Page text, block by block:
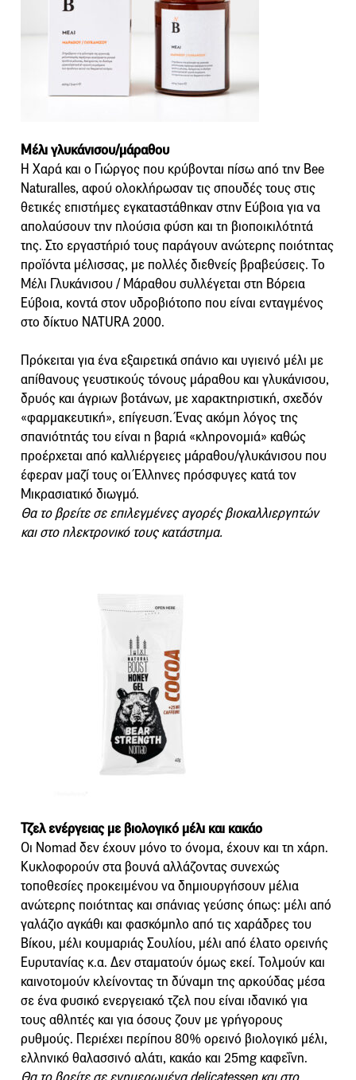
Μέλι γλυκάνισου/μάραθου
Η Χαρά και ο Γιώργος που κρύβονται πίσω από την Bee
Naturalles, αφού ολοκλήρωσαν τις σπουδές τους στις
θετικές επιστήμες εγκαταστάθηκαν στην Εύβοια για να
απολαύσουν την πλούσια φύση και τη βιοποικιλότητά
της. Στο εργαστήριό τους παράγουν ανώτερης ποιότητας
προϊόντα μέλισσας, με πολλές διεθνείς βραβεύσεις. Το
Μέλι Γλυκάνισου / Μάραθου συλλέγεται στη Βόρεια
Εύβοια, κοντά στον υδροβιότοπο που είναι ενταγμένος
στο δίκτυο NATURA 2000.
Πρόκειται για ένα εξαιρετικά σπάνιο και υγιεινό μέλι με
απίθανους γευστικούς τόνους μάραθου και γλυκάνισου,
δρυός και άγριων βοτάνων, με χαρακτηριστική, σχεδόν
«φαρμακευτική», επίγευση. Ένας ακόμη λόγος της
σπανιότητάς του είναι η βαριά «κληρονομιά» καθώς
προέρχεται από καλλιέργειες μάραθου/γλυκάνισου που
έφεραν μαζί τους οι Έλληνες πρόσφυγες κατά τον
Μικρασιατικό διωγμό.
Θα το βρείτε σε επιλεγμένες αγορές βιοκαλλιεργητών
και στο ηλεκτρονικό τους κατάστημα.
Τζελ ενέργειας με βιολογικό μέλι και κακάο
Οι Nomad δεν έχουν μόνο το όνομα, έχουν και τη χάρη.
Κυκλοφορούν στα βουνά αλλάζοντας συνεχώς
τοποθεσίες προκειμένου να δημιουργήσουν μέλια
ανώτερης ποιότητας και σπάνιας γεύσης όπως: μέλι από
γαλάζιο αγκάθι και φασκόμηλο από τις χαράδρες του
Βίκου, μέλι κουμαριάς Σουλίου, μέλι από έλατο ορεινής
Ευρυτανίας κ.α. Δεν σταματούν όμως εκεί. Τολμούν και
καινοτομούν κλείνοντας τη δύναμη της αρκούδας μέσα
σε ένα φυσικό ενεργειακό τζελ που είναι ιδανικό για
τους αθλητές και για όσους ζουν με γρήγορους
ρυθμούς. Περιέχει περίπου 80% ορεινό βιολογικό μέλι,
ελληνικό θαλασσινό αλάτι, κακάο και 25mg καφεΐνη.